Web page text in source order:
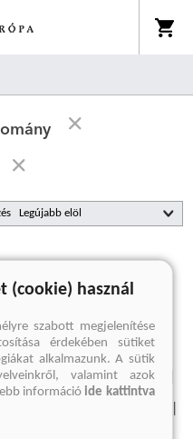
nincs találat
felmondási nyilatkozat
(cookie) használ
szabott megjelenítése
érdekében sütiket
alkalmazunk. A sütik
valamint azok
információide kattintva